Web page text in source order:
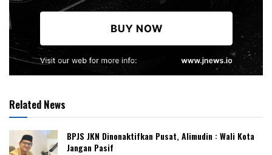
Related News
BPJS JKN Dinonaktifkan Pusat, Alimudin : Wali Kota
Jangan Pasif